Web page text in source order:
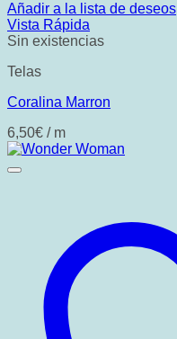
Añadir a la lista de deseos
Vista Rápida
Sin existencias
Telas
Coralina Marron
6,50€ / m